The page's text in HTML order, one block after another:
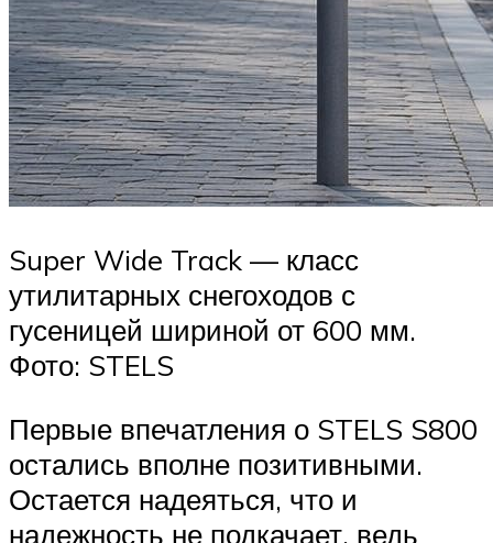
Super Wide Track — класс
утилитарных снегоходов с
гусеницей шириной от 600 мм.
Фото: STELS
Первые впечатления о STELS S800
остались вполне позитивными.
Остается надеяться, что и
надежность не подкачает, ведь